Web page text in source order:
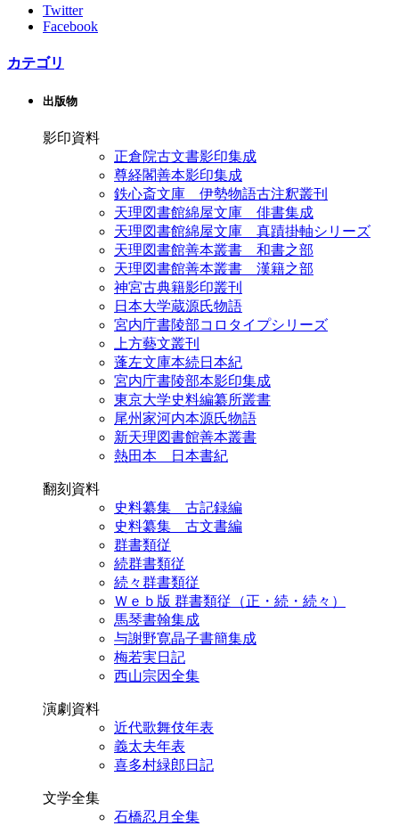
Twitter
Facebook
カテゴリ
出版物
影印資料
正倉院古文書影印集成
尊経閣善本影印集成
鉄心斎文庫 伊勢物語古注釈叢刊
天理図書館綿屋文庫 俳書集成
天理図書館綿屋文庫 真蹟掛軸シリーズ
天理図書館善本叢書 和書之部
天理図書館善本叢書 漢籍之部
神宮古典籍影印叢刊
日本大学蔵源氏物語
宮内庁書陵部コロタイプシリーズ
上方藝文叢刊
蓬左文庫本続日本紀
宮内庁書陵部本影印集成
東京大学史料編纂所叢書
尾州家河内本源氏物語
新天理図書館善本叢書
熱田本 日本書紀
翻刻資料
史料纂集 古記録編
史料纂集 古文書編
群書類従
続群書類従
続々群書類従
Ｗｅｂ版 群書類従（正・続・続々）
馬琴書翰集成
与謝野寛晶子書簡集成
梅若実日記
西山宗因全集
演劇資料
近代歌舞伎年表
義太夫年表
喜多村緑郎日記
文学全集
石橋忍月全集